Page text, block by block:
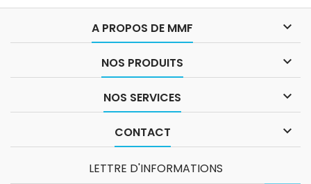
A PROPOS DE MMF 
NOS PRODUITS 
NOS SERVICES 
CONTACT 
LETTRE D'INFORMATIONS